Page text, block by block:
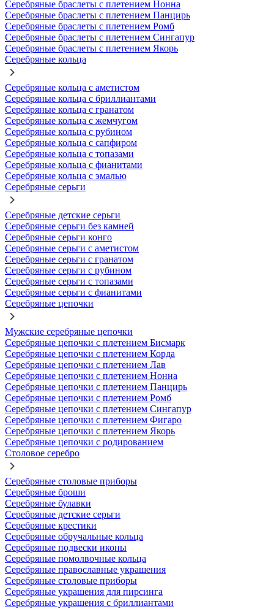
Серебряные браслеты с плетением Нонна
Серебряные браслеты с плетением Панцирь
Серебряные браслеты с плетением Ромб
Серебряные браслеты с плетением Сингапур
Серебряные браслеты с плетением Якорь
Серебряные кольца
Серебряные кольца с аметистом
Серебряные кольца с бриллиантами
Серебряные кольца с гранатом
Серебряные кольца с жемчугом
Серебряные кольца с рубином
Серебряные кольца с сапфиром
Серебряные кольца с топазами
Серебряные кольца с фианитами
Серебряные кольца с эмалью
Серебряные серьги
Серебряные детские серьги
Серебряные серьги без камней
Серебряные серьги конго
Серебряные серьги с аметистом
Серебряные серьги с гранатом
Серебряные серьги с рубином
Серебряные серьги с топазами
Серебряные серьги с фианитами
Серебряные цепочки
Мужские серебряные цепочки
Серебряные цепочки с плетением Бисмарк
Серебряные цепочки с плетением Корда
Серебряные цепочки с плетением Лав
Серебряные цепочки с плетением Нонна
Серебряные цепочки с плетением Панцирь
Серебряные цепочки с плетением Ромб
Серебряные цепочки с плетением Сингапур
Серебряные цепочки с плетением Фигаро
Серебряные цепочки с плетением Якорь
Серебряные цепочки с родированием
Столовое серебро
Серебряные столовые приборы
Серебряные броши
Серебряные булавки
Серебряные детские серьги
Серебряные крестики
Серебряные обручальные кольца
Серебряные подвески иконы
Серебряные помолвочные кольца
Серебряные православные украшения
Серебряные столовые приборы
Серебряные украшения для пирсинга
Серебряные украшения с бриллиантами